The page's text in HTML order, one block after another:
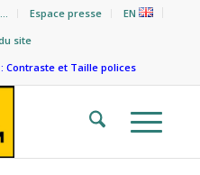
Espace presse
EN
site
: Contraste et Taille polices